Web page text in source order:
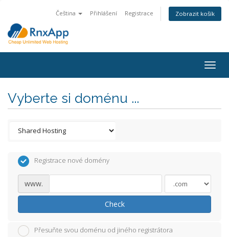
Čeština Přihlášení Registrace Zobrazit košík
Vyberte si doménu ...
Registrace nové domény
www.
Check
Přesuňte svou doménu od jiného registrátora